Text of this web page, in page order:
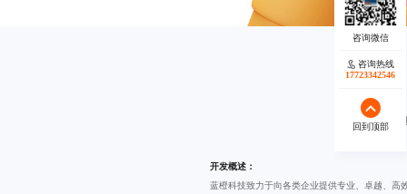
蓝橙科技
开发概述：
蓝橙科技致力于向各类企业提供专业、卓越、高
咨询热线
17723342546
回到顶部